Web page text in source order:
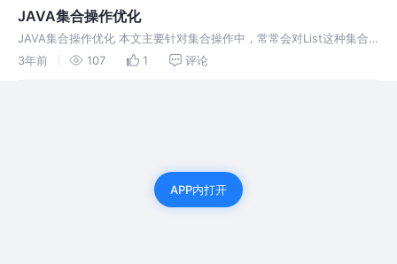
JAVA集合操作优化
JAVA集合操作优化 本文主要针对集合操作中，常常会对List这种集合
做一些判空之类的操作，符合条件后才会进入下一步处理。编程中这样
3年前 107 1 评论
APP内打开